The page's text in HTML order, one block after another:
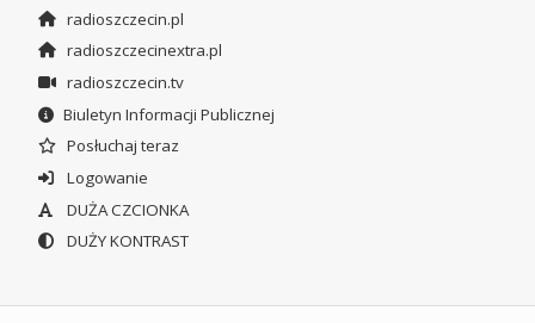
radioszczecin.pl
radioszczecinextra.pl
radioszczecin.tv
Biuletyn Informacji Publicznej
Posłuchaj teraz
Logowanie
DUŻA CZCIONKA
DUŻY KONTRAST